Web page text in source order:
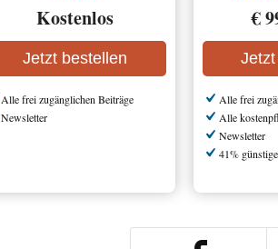
Kostenlos
Jetzt bestellen
Alle frei zugänglichen Beiträge
Newsletter
€
Alle frei
Alle
Newsletter
41%